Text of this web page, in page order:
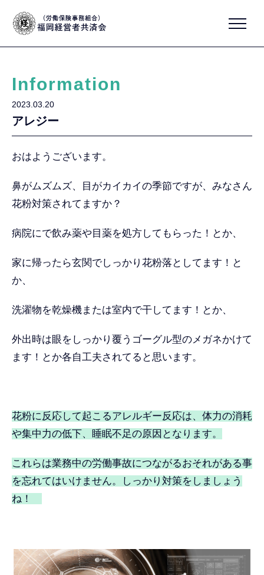
Information
2023.03.20
アレジー
おはようございます。
鼻がムズムズ、目がカイカイの季節ですが、みなさん
花粉対策されてますか？
病院にで飲み薬や目薬を処方してもらった！とか、
家に帰ったら玄関でしっかり花粉落としてます！と
か、
洗濯物を乾燥機または室内で干してます！とか、
外出時は眼をしっかり覆うゴーグル型のメガネかけて
ます！とか各自工夫されてると思います。
花粉に反応して起こるアレルギー反応は、体力の消耗
や集中力の低下、睡眠不足の原因となります。
これらは業務中の労働事故につながるおそれがある事
を忘れてはいけません。しっかり対策をしましょう
ね！